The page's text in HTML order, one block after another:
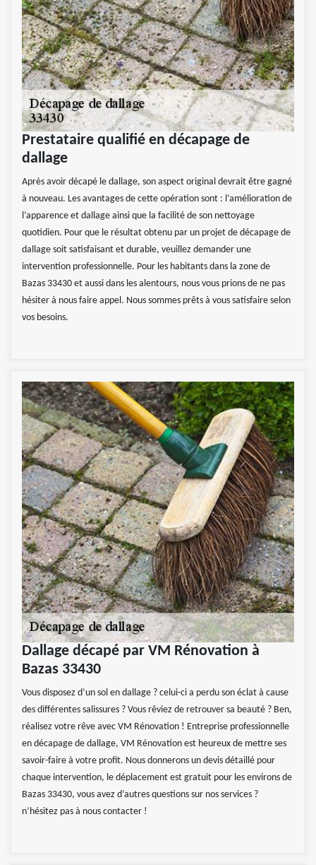
Prestataire qualifié en décapage de
dallage
Après avoir décapé le dallage, son aspect original devrait être gagné
à nouveau. Les avantages de cette opération sont : l’amélioration de
l’apparence et dallage ainsi que la facilité de son nettoyage
quotidien. Pour que le résultat obtenu par un projet de décapage de
dallage soit satisfaisant et durable, veuillez demander une
intervention professionnelle. Pour les habitants dans la zone de
Bazas 33430 et aussi dans les alentours, nous vous prions de ne pas
hésiter à nous faire appel. Nous sommes prêts à vous satisfaire selon
vos besoins.
Dallage décapé par VM Rénovation à
Bazas 33430
Vous disposez d’un sol en dallage ? celui-ci a perdu son éclat à cause
des différentes salissures ? Vous rêviez de retrouver sa beauté ? Ben,
réalisez votre rêve avec VM Rénovation ! Entreprise professionnelle
en décapage de dallage, VM Rénovation est heureux de mettre ses
savoir-faire à votre profit. Nous donnerons un devis détaillé pour
chaque intervention, le déplacement est gratuit pour les environs de
Bazas 33430, vous avez d’autres questions sur nos services ?
n’hésitez pas à nous contacter !